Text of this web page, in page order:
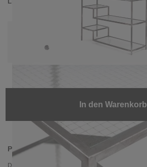
Unbehandelter Stahl
In den Warenkorb
Produktinformationen
Das einzigartige Regal ASPER,
das aus